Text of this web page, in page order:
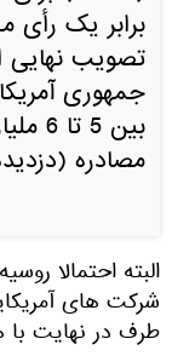
برابر یک
تصویب نهایی
جمهوری
بین
مصادره
البته احتمالا
شرکت های
طرف در نهایت با